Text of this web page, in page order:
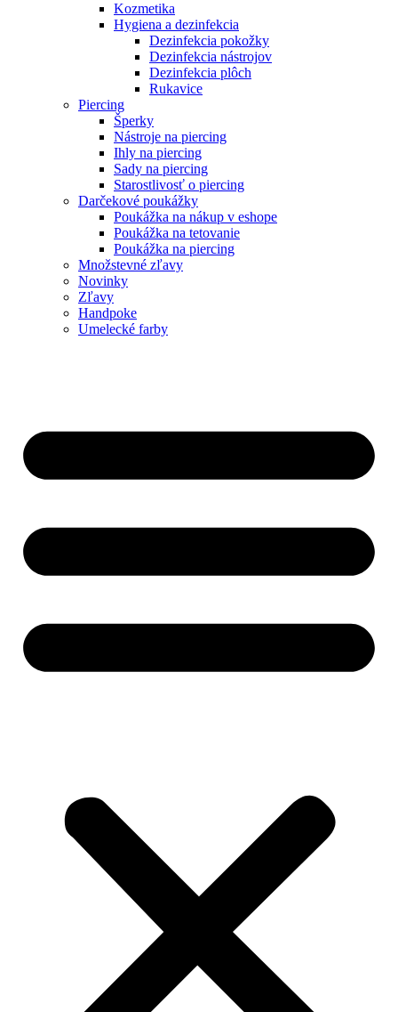
Kozmetika
Hygiena a dezinfekcia
Dezinfekcia pokožky
Dezinfekcia nástrojov
Dezinfekcia plôch
Rukavice
Piercing
Šperky
Nástroje na piercing
Ihly na piercing
Sady na piercing
Starostlivosť o piercing
Darčekové poukážky
Poukážka na nákup v eshope
Poukážka na tetovanie
Poukážka na piercing
Množstevné zľavy
Novinky
Zľavy
Handpoke
Umelecké farby